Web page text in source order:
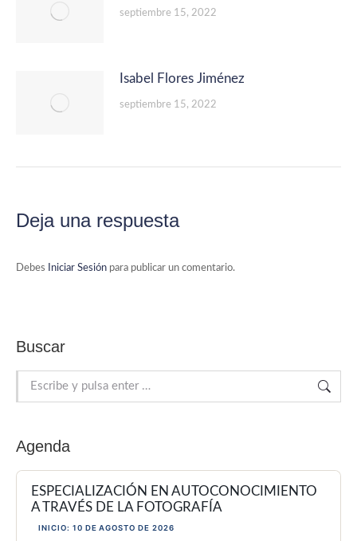
septiembre 15, 2022
Isabel Flores Jiménez
septiembre 15, 2022
Deja una respuesta
Debes Iniciar Sesión para publicar un comentario.
Buscar
Buscar:
Agenda
ESPECIALIZACIÓN EN AUTOCONOCIMIENTO
A TRAVÉS DE LA FOTOGRAFÍA
INICIO: 10 DE AGOSTO DE 2026